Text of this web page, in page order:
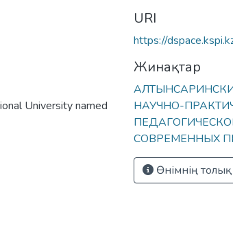
University named
URI
https://
Жинақтар
НАУЧНО-
СОВРЕМЕННЫХ
Өнімнің толық